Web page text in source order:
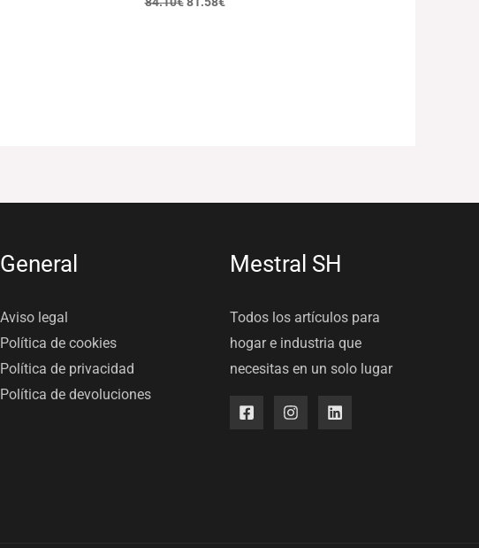
General
Aviso legal
Política de cookies
Política de privacidad
Política de devoluciones
Mestral SH
Todos los artículos para
hogar e industria que
necesitas en un solo lugar